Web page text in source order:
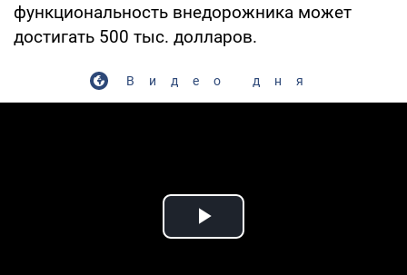
функциональность внедорожника может
достигать 500 тыс. долларов.
Видео дня
Play Video